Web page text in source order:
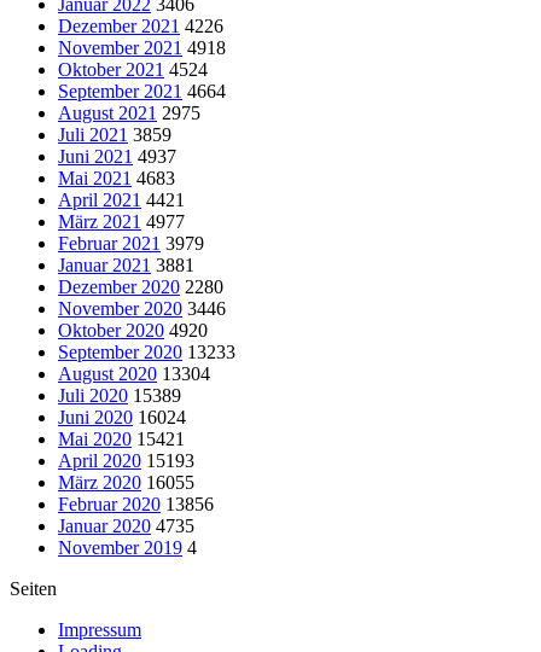
Dezember 2021 4226
November 2021 4918
Oktober 2021 4524
September 2021 4664
August 2021 2975
Juli 2021 3859
Juni 2021 4937
Mai 2021 4683
April 2021 4421
März 2021 4977
Februar 2021 3979
Januar 2021 3881
Dezember 2020 2280
November 2020 3446
Oktober 2020 4920
September 2020 13233
August 2020 13304
Juli 2020 15389
Juni 2020 16024
Mai 2020 15421
April 2020 15193
März 2020 16055
Februar 2020 13856
Januar 2020 4735
November 2019 4
Seiten
Impressum